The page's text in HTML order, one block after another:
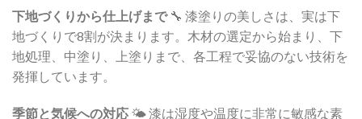
下地づくりから仕上げまで🔧 漆塗りの美しさは、実は下
地づくりで8割が決まります。木材の選定から始まり、下
地処理、中塗り、上塗りまで、各工程で妥協のない技術を
発揮しています。
季節と気候への対応 🌤️ 漆は湿度や温度に非常に敏感な素